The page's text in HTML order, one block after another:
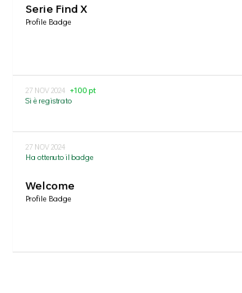
Serie Find X
Profile Badge
27 NOV 2024 +100 pt
Si è registrato
27 NOV 2024
Ha ottenuto il badge
Welcome
Profile Badge